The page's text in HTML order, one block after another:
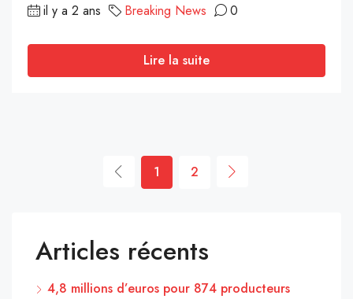
il y a 2 ans Breaking News 0
Lire la suite
1 2
Articles récents
4,8 millions d’euros pour 874 producteurs